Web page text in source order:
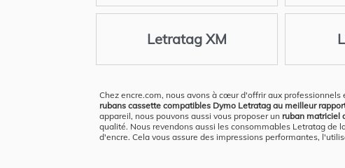
Letratag XM
Chez encre.com, nous avons à cœur d'offrir aux professionnels
rubans cassette compatibles Dymo Letratag au meilleur
appareil, nous pouvons aussi vous proposer un ruban matriciel
qualité. Nous revendons aussi les consommables Letratag de
d'encre. Cela vous assure des impressions performantes,